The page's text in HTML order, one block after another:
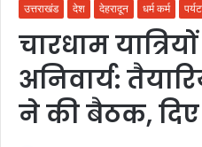
उत्तराखंड देश देहरादून धर्म कर्म
चारधाम
अनिवार्य:
ने की बैठक, दिए